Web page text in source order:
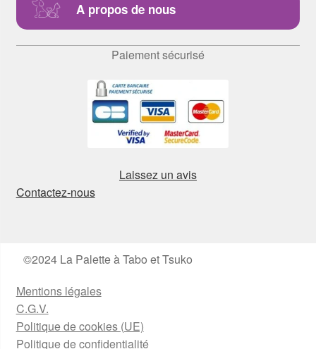
A propos de nous
Paiement sécurisé
Laissez un avis
Contactez-nous
©2024 La Palette à Tabo et Tsuko
Mentions légales
C.G.V.
Politique de cookies (UE)
Politique de confidentialité